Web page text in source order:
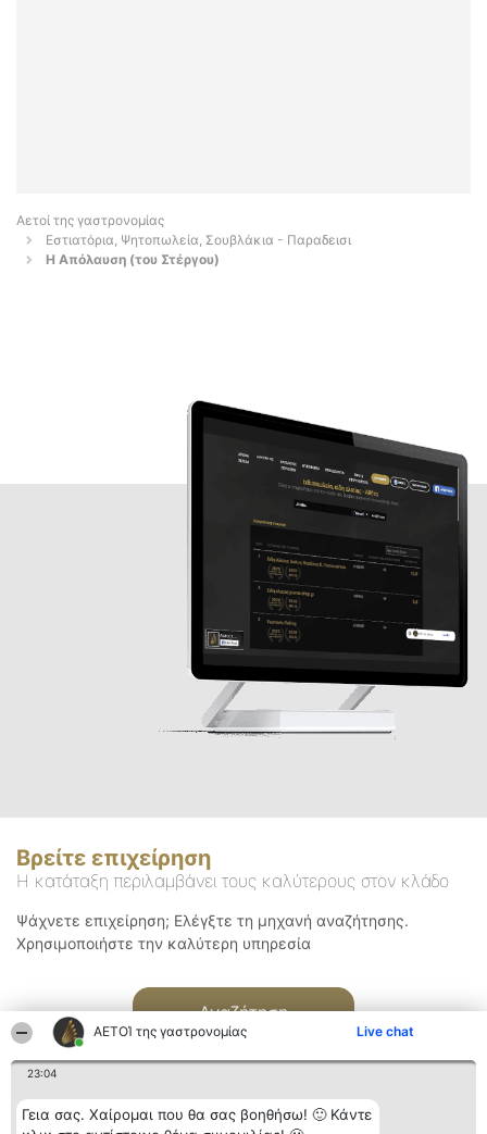
ΑΕΤΟΊ της γαστρονομίας Live chat
23:04
Γεια σας. Χαίρομαι που θα σας βοηθήσω! 🙂 Κάντε
Αετοί της γαστρονομίας
Εστιατόρια, Ψητοπωλεία, Σουβλάκια - Παραδεισι
Η Απόλαυση (του Στέργου)
Βρείτε επιχείρηση
Η κατάταξη περιλαμβάνει τους καλύτερους στον κλάδο
Ψάχνετε επιχείρηση; Ελέγξτε τη μηχανή αναζήτησης.
Χρησιμοποιήστε την καλύτερη υπηρεσία
Αναζήτηση